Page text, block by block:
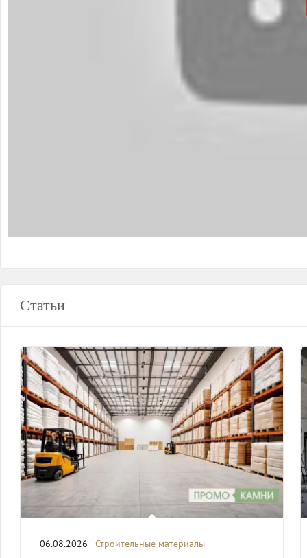
Статьи
06.08.2026 -Строительные материалы